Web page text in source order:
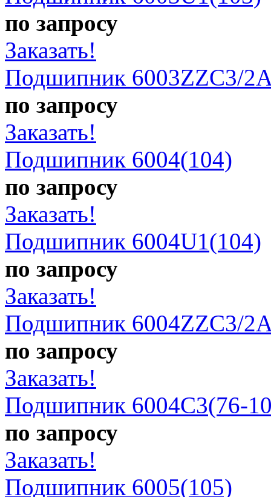
по запросу
Заказать!
Подшипник 6003ZZC3/
по запросу
Заказать!
Подшипник 6004(104)
по запросу
Заказать!
Подшипник 6004U1(104)
по запросу
Заказать!
Подшипник 6004ZZC3/
по запросу
Заказать!
Подшипник 6004С3(76-
по запросу
Заказать!
Подшипник 6005(105)